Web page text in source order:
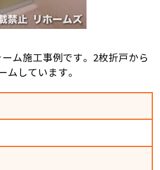
ム施工事例です。2枚折戸から
ムしています。